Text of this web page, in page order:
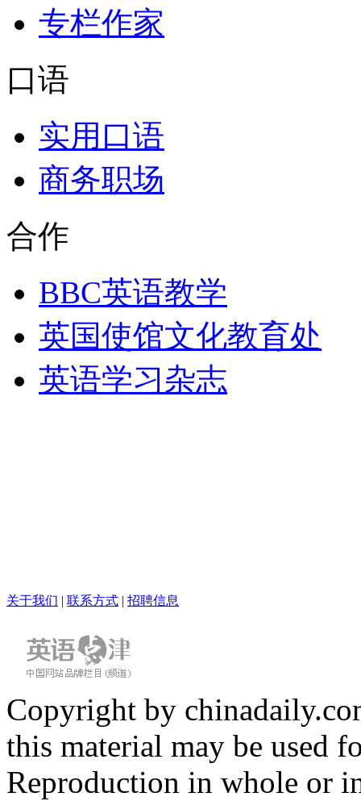
专栏作家
口语
实用口语
商务职场
合作
BBC英语教学
英国使馆文化教育处
英语学习杂志
关于我们 | 联系方式 | 招聘信息
Copyright by
this material may be used
Reproduction in whole or